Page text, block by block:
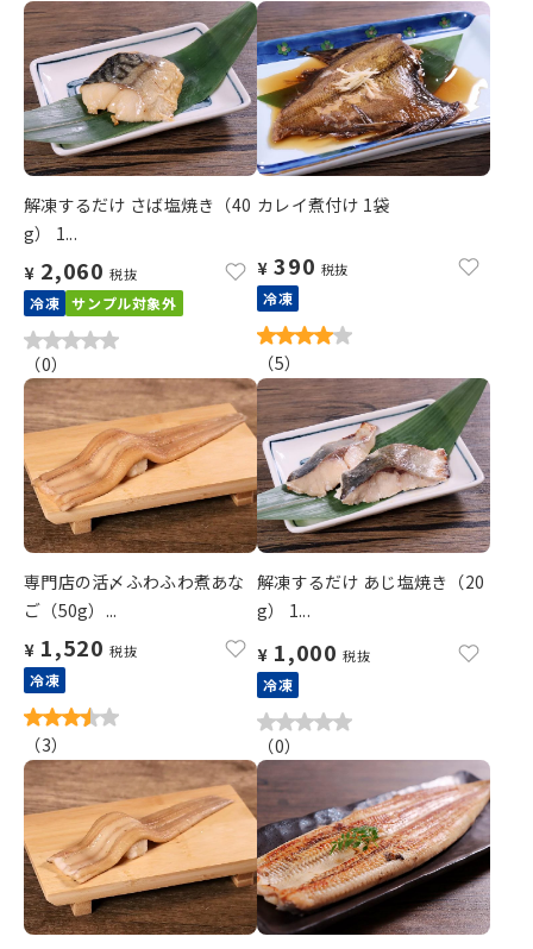
解凍するだけ さば塩焼き（40
g） 1...
¥ 2,060 税抜
冷凍 サンプル対象外
（0）
カレイ煮付け 1袋
¥ 390 税抜
冷凍
（5）
専門店の活〆ふわふわ煮あな
ご（50g）...
¥ 1,520 税抜
冷凍
（3）
解凍するだけ あじ塩焼き（20
g） 1...
¥ 1,000 税抜
冷凍
（0）